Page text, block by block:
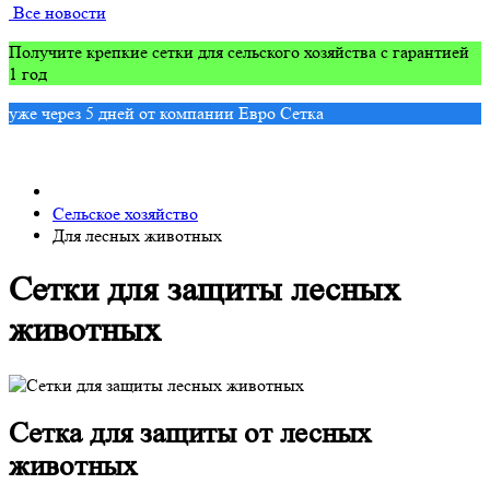
Все новости
Получите крепкие сетки для сельского хозяйства с гарантией
1 год
уже через 5 дней от компании Евро Сетка
Сельское хозяйство
Для лесных животных
Сетки для защиты лесных
животных
Сетка для защиты от лесных
животных